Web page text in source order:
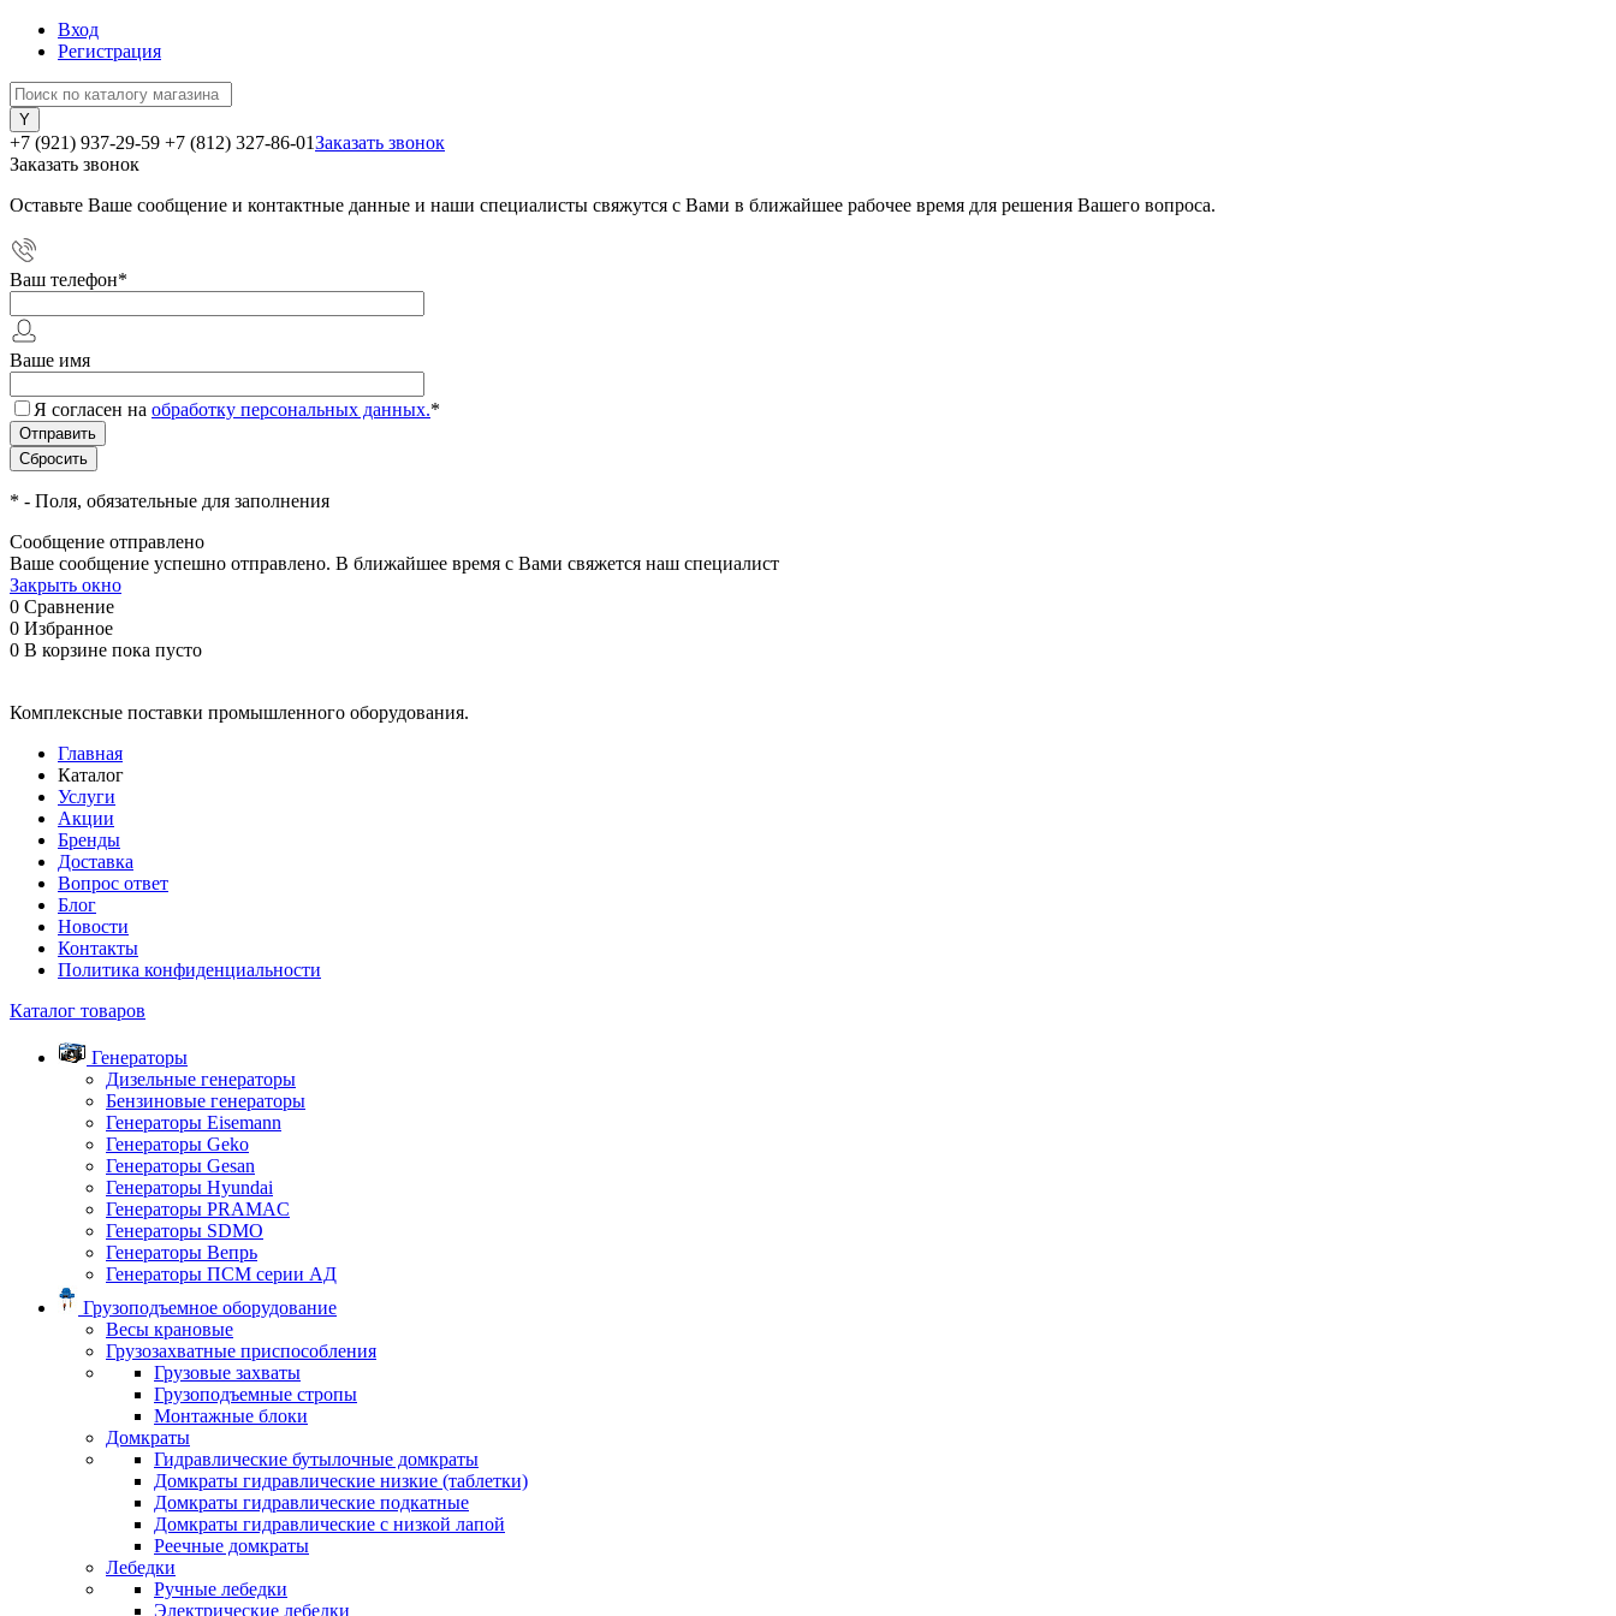
Вход
Регистрация
+7 (921) 937-29-59 +7 (812) 327-86-01Заказать звонок
Заказать звонок
Оставьте Ваше сообщение и контактные данные и наши специалисты свяжутся с Вами в ближайшее рабочее время для решения Вашего вопроса.
Ваш телефон*
Ваше имя
Я согласен на обработку персональных данных.*
* - Поля, обязательные для заполнения
Сообщение отправлено
Ваше сообщение успешно отправлено. В ближайшее время с Вами свяжется наш специалист
Закрыть окно
0 Сравнение
0 Избранное
0 В корзине пока пусто
Комплексные поставки промышленного оборудования.
Главная
Каталог
Услуги
Акции
Бренды
Доставка
Вопрос ответ
Блог
Новости
Контакты
Политика конфиденциальности
Каталог товаров
Генераторы
Дизельные генераторы
Бензиновые генераторы
Генераторы Eisemann
Генераторы Geko
Генераторы Gesan
Генераторы Hyundai
Генераторы PRAMAC
Генераторы SDMO
Генераторы Вепрь
Генераторы ПСМ серии АД
Грузоподъемное оборудование
Весы крановые
Грузозахватные приспособления
Грузовые захваты
Грузоподъемные стропы
Монтажные блоки
Домкраты
Гидравлические бутылочные домкраты
Домкраты гидравлические низкие (таблетки)
Домкраты гидравлические подкатные
Домкраты гидравлические с низкой лапой
Реечные домкраты
Лебедки
Ручные лебедки
Электрические лебедки